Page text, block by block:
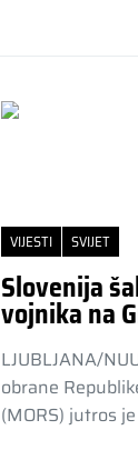
VIJESTI SVIJET
Slovenija
vojnika na
LJUBLJANA/
obrane
(MORS) jutros